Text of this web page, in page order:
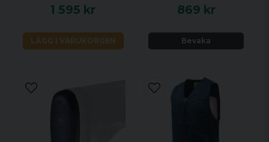
1 595 kr
LÄGG I VARUKORGEN
869 kr
Bevaka